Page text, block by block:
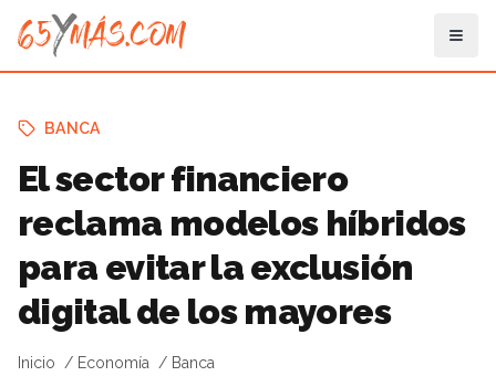
BANCA
El sector financiero
reclama modelos híbridos
para evitar la exclusión
digital de los mayores
Inicio Economía Banca